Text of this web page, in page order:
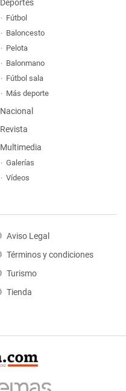
Deportes
Fútbol
Baloncesto
Pelota
Balonmano
Fútbol sala
Más deporte
Nacional
Revista
Multimedia
Galerías
Vídeos
Aviso Legal
Términos y condiciones
Turismo
Tienda